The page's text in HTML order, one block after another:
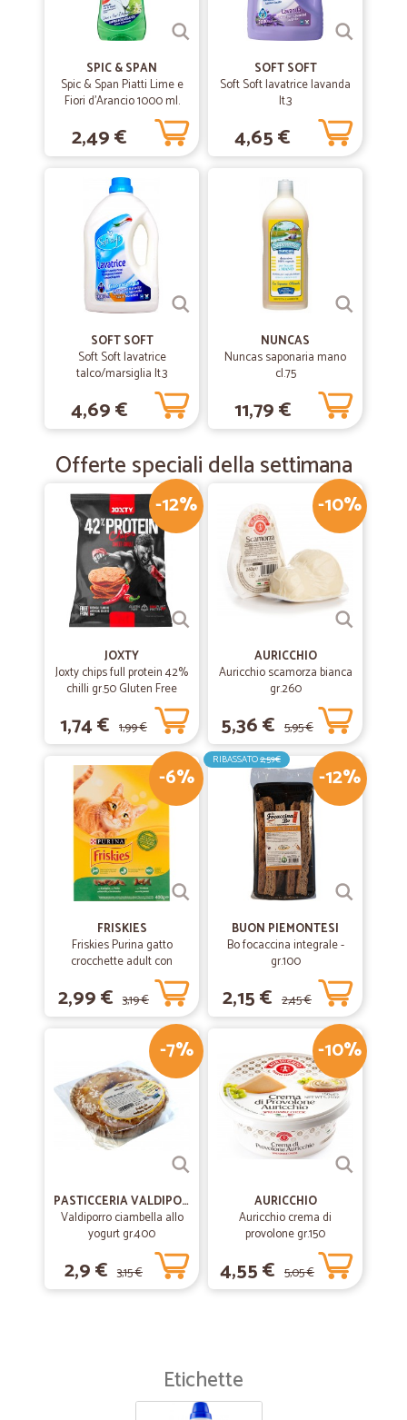
SPIC & SPAN
Spic & Span Piatti Lime e
Fiori d'Arancio 1000 ml.
2,49 €
SOFT SOFT
Soft Soft lavatrice lavanda
lt.3
4,65 €
SOFT SOFT
Soft Soft lavatrice
talco/marsiglia lt.3
4,69 €
NUNCAS
Nuncas saponaria mano
cl.75
11,79 €
Offerte speciali della settimana
-12%
JOXTY
Joxty chips full protein 42%
chilli gr.50 Gluten Free
1,74 € 1,99 €
-10%
AURICCHIO
Auricchio scamorza bianca
gr.260
5,36 € 5,95 €
-6%
FRISKIES
Friskies Purina gatto
crocchette adult con
coniglio, pollo e verdure
scatola gr.400
2,99 € 3,19 €
-12%
RIBASSATO2,59€
BUON PIEMONTESI
Bo focaccina integrale -
gr.100
2,15 € 2,45 €
-7%
PASTICCERIA VALDIPORRO
Valdiporro ciambella allo
yogurt gr.400
2,9 € 3,15 €
-10%
AURICCHIO
Auricchio crema di
provolone gr.150
4,55 € 5,05 €
Etichette